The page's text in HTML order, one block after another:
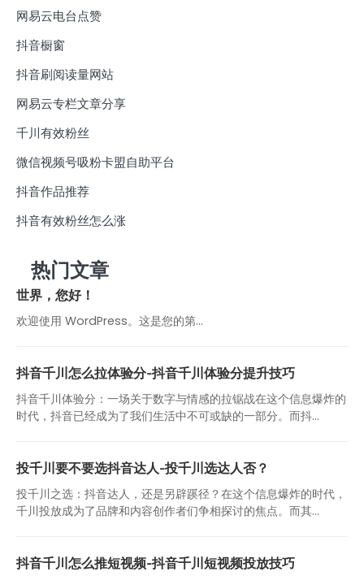
网易云电台点赞
抖音橱窗
抖音刷阅读量网站
网易云专栏文章分享
千川有效粉丝
微信视频号吸粉卡盟自助平台
抖音作品推荐
抖音有效粉丝怎么涨
热门文章
世界，您好！
欢迎使用 WordPress。这是您的第…
抖音千川怎么拉体验分-抖音千川体验分提升技巧
抖音千川体验分：一场关于数字与情感的拉锯战在这个信息爆炸的
时代，抖音已经成为了我们生活中不可或缺的一部分。而抖...
投千川要不要选抖音达人-投千川选达人否？
投千川之选：抖音达人，还是另辟蹊径？在这个信息爆炸的时代，
千川投放成为了品牌和内容创作者们争相探讨的焦点。而其...
抖音千川怎么推短视频-抖音千川短视频投放技巧